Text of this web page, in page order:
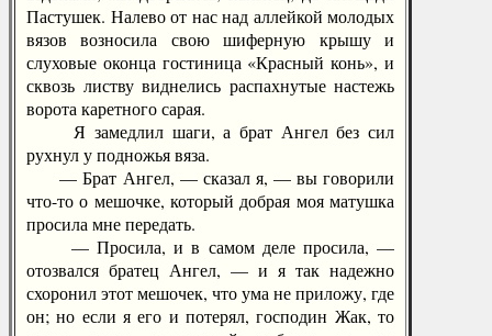
Пастушек. Налево от нас над аллейкой молодых
вязов возносила свою шиферную крышу и
слуховые оконца гостиница «Красный конь», и
сквозь листву виднелись распахнутые настежь
ворота каретного сарая.
Я замедлил шаги, а брат Ангел без сил
рухнул у подножья вяза.
— Брат Ангел, — сказал я, — вы говорили
что-то о мешочке, который добрая моя матушка
просила мне передать.
— Просила, и в самом деле просила, —
отозвался братец Ангел, — и я так надежно
схоронил этот мешочек, что ума не приложу, где
он; но если я его и потерял, господин Жак, то